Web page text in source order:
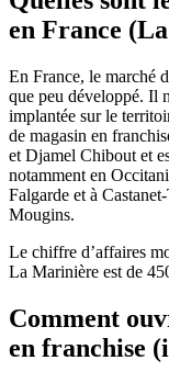
en France
En France, le marché
que peu développé. Il
implantée sur le
de magasin en
et Djamel Chibout et
notamment en
Falgarde et à
Mougins.
Le chiffre d’affaires
La Marinière est de
Comment
en franchise